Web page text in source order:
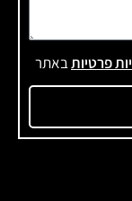
פרטיותבאתר